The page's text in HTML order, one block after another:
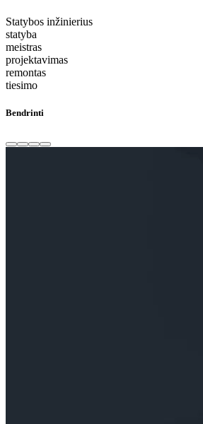
Statybos inžinierius
statyba
meistras
projektavimas
remontas
tiesimo
Bendrinti